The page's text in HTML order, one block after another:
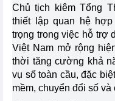
Chủ tịch kiêm Tổng
thiết lập quan hệ
trọng trong việc hỗ trợ
Việt Nam mở rộng
thời tăng cường khả
vụ số toàn cầu, đặc
mềm, chuyển đổi số và